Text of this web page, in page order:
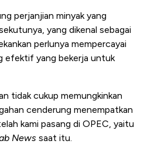
perjanjian minyak yang
yang dikenal sebagai
perlunya mempercayai
efektif yang bekerja untuk
tidak cukup memungkinkan
cenderung menempatkan
kami pasang di OPEC, yaitu
News saat itu.